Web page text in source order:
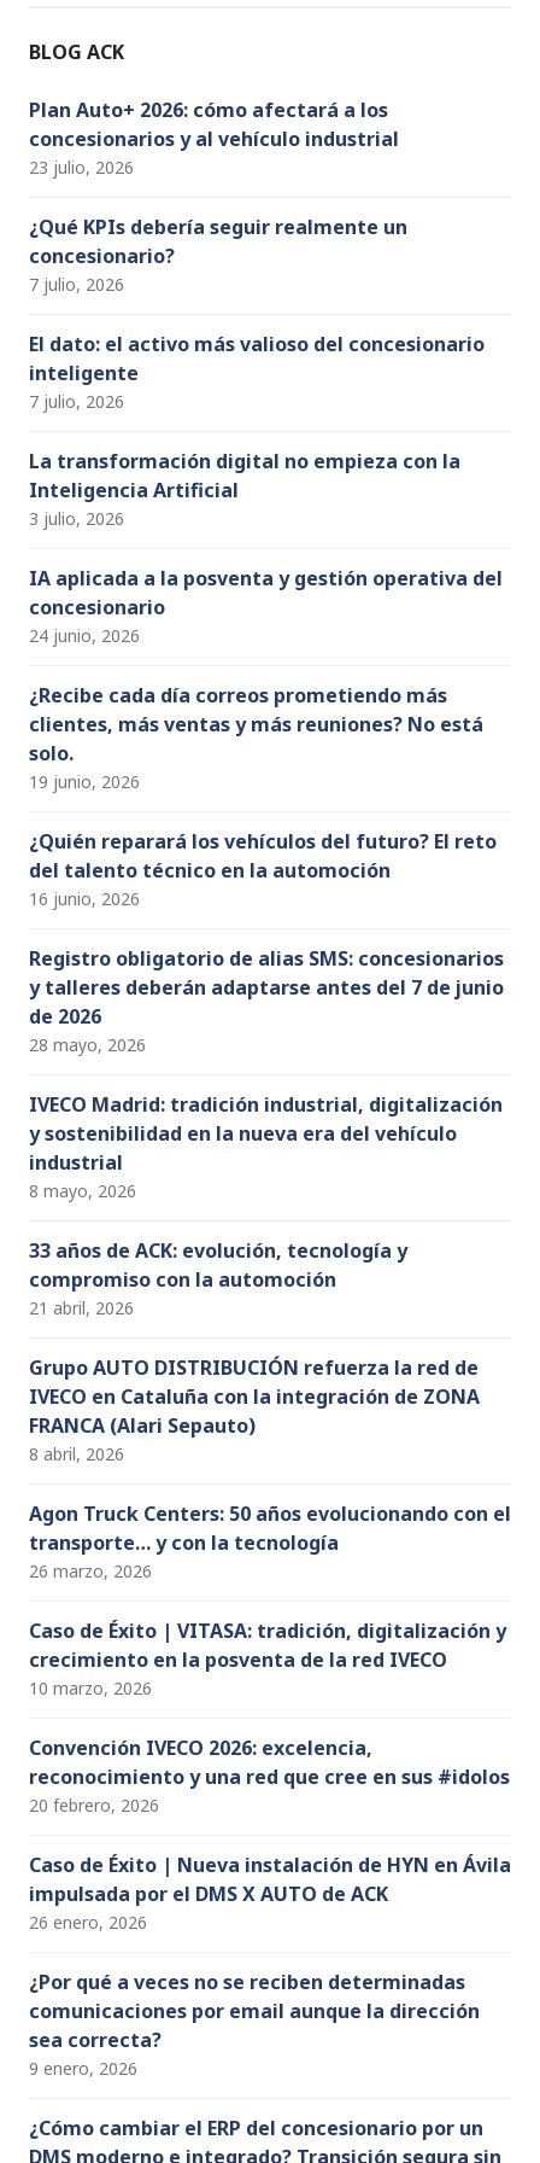
o
h
a
n
BLOG ACK
Plan Auto+ 2026: cómo afectará a los
concesionarios y al vehículo industrial
23 julio, 2026
¿Qué KPIs debería seguir realmente un
concesionario?
7 julio, 2026
El dato: el activo más valioso del concesionario
inteligente
7 julio, 2026
La transformación digital no empieza con la
Inteligencia Artificial
3 julio, 2026
IA aplicada a la posventa y gestión operativa del
concesionario
24 junio, 2026
¿Recibe cada día correos prometiendo más
clientes, más ventas y más reuniones? No está
solo.
19 junio, 2026
¿Quién reparará los vehículos del futuro? El reto
del talento técnico en la automoción
16 junio, 2026
Registro obligatorio de alias SMS: concesionarios
y talleres deberán adaptarse antes del 7 de junio
de 2026
28 mayo, 2026
IVECO Madrid: tradición industrial, digitalización
y sostenibilidad en la nueva era del vehículo
industrial
8 mayo, 2026
33 años de ACK: evolución, tecnología y
compromiso con la automoción
21 abril, 2026
Grupo AUTO DISTRIBUCIÓN refuerza la red de
IVECO en Cataluña con la integración de ZONA
FRANCA (Alari Sepauto)
8 abril, 2026
Agon Truck Centers: 50 años evolucionando con el
transporte… y con la tecnología
26 marzo, 2026
Caso de Éxito | VITASA: tradición, digitalización y
crecimiento en la posventa de la red IVECO
10 marzo, 2026
Convención IVECO 2026: excelencia,
reconocimiento y una red que cree en sus #idolos
20 febrero, 2026
Caso de Éxito | Nueva instalación de HYN en Ávila
impulsada por el DMS X AUTO de ACK
26 enero, 2026
¿Por qué a veces no se reciben determinadas
comunicaciones por email aunque la dirección
sea correcta?
9 enero, 2026
¿Cómo cambiar el ERP del concesionario por un
DMS moderno e integrado? Transición segura sin